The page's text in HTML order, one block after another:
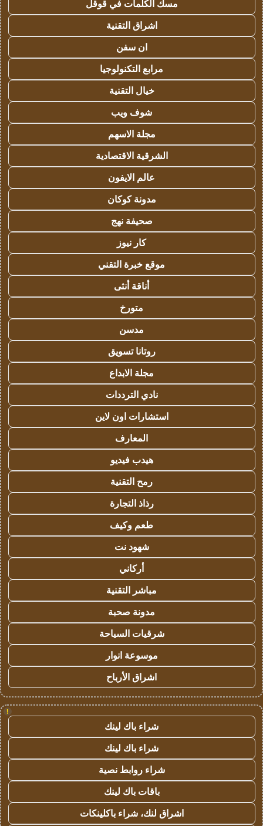
مسك الكلمات في قوقل
اشراق التقنية
ان سفن
مرابع التكنولوجيا
خيال التقنية
شوف ويب
مجلة الاسهم
الشرقية الاقتصادية
عالم الايفون
مدونة كوكان
صحيفة نهج
كار نيوز
موقع خبرة التقني
أناقة أنثى
متورخ
مدسن
روتانا تسويق
مجلة الابداع
نادي الترددات
استشارات اون لاين
المعارف
هيدب فيديو
رمح التقنية
رذاذ التجارة
طعم وكيف
شهود نت
أركاني
مباشر التقنية
مدونة صحبة
شرقيات السياحة
موسوعة انوار
اشراق الأرباح
!
شراء باك لينك
شراء باك لينك
شراء روابط نصية
باقات باك لينك
اشراق لنك، شراء باكلينكات